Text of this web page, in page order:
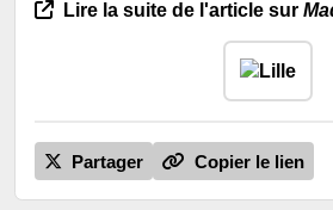
Lire la suite de l'article sur
Partager Copier le lien